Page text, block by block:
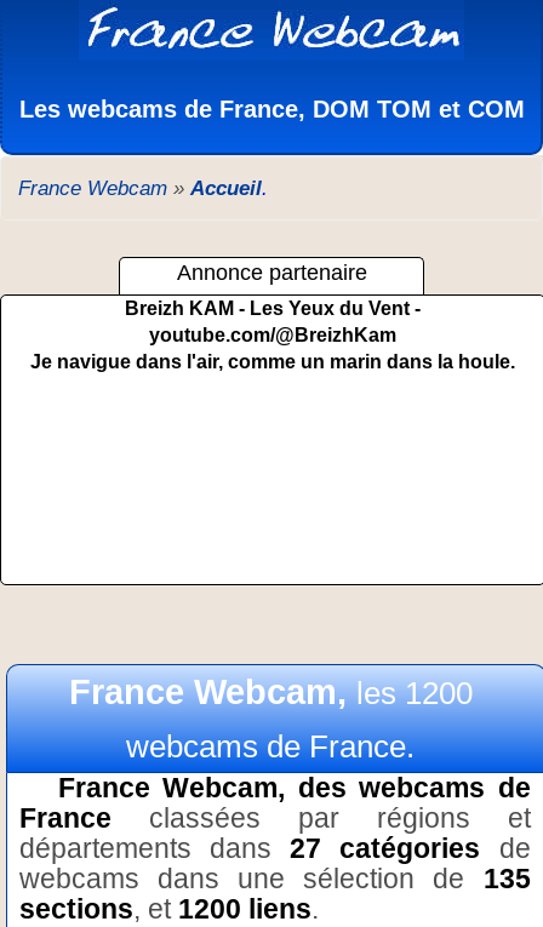
Les webcams de France, DOM TOM et COM
France Webcam »Accueil.
Annonce partenaire
Breizh KAM - Les Yeux du Vent -
youtube.com/@BreizhKam
Je navigue dans l'air, comme un marin dans la houle.
France Webcam,les 1200
webcams de France.
France Webcam, des webcams de
France classées par régions et
départements dans27 catégories de
webcams dans une sélection de 135
sections, et 1200 liens.